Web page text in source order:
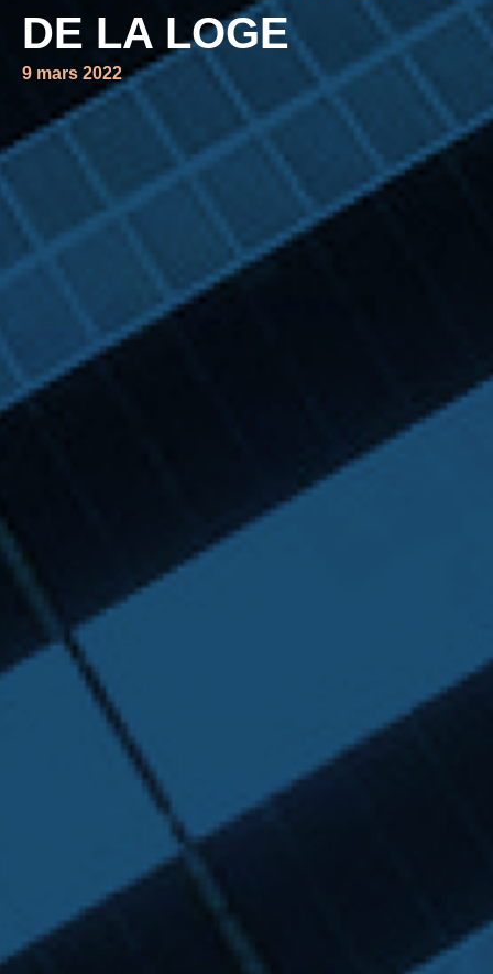
DE LA LOGE
9 mars 2022